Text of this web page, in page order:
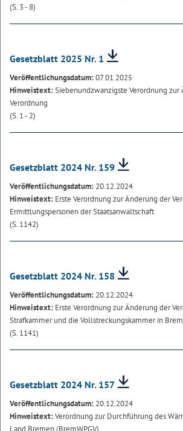
(S. 3 - 8)
Gesetzblatt 2025 Nr. 1
Veröffentlichungsdatum:07.01.2025
Hinweistext:Siebenundzwanzigste Verordnung
Verordnung
(S. 1 - 2)
Gesetzblatt 2024 Nr. 159
Veröffentlichungsdatum: 20.12.2024
Hinweistext: Erste Verordnung zur Änderung der
Ermittlungspersonen der Staatsanwaltschaft
(S. 1142)
Gesetzblatt 2024 Nr. 158
Veröffentlichungsdatum: 20.12.2024
Hinweistext: Erste Verordnung zur Änderung der
Strafkammer und die Vollstreckungskammer in
(S. 1141)
Gesetzblatt 2024 Nr. 157
Veröffentlichungsdatum: 20.12.2024
Hinweistext:Verordnung zur Durchführung des
Land Bremen (BremWPGV)